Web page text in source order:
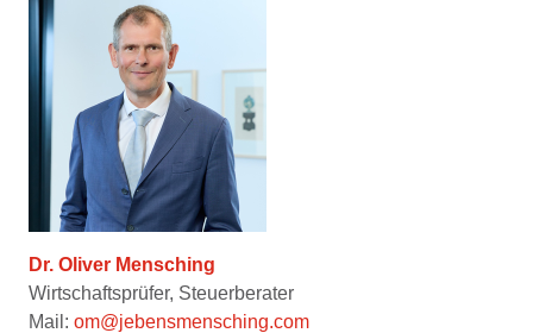
Dr. Oliver Mensching
Wirtschaftsprüfer, Steuerberater
Mail: om@jebensmensching.com